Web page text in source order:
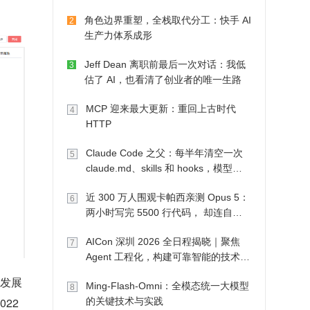
展
2
角色边界重塑，全栈取代分工：快手 AI
生产力体系成形
3
Jeff Dean 离职前最后一次对话：我低
估了 AI，也看清了创业者的唯一生路
4
MCP 迎来最大更新：重回上古时代
HTTP
5
Claude Code 之父：每半年清空一次
claude.md、skills 和 hooks，模型自
6
近 300 万人围观卡帕西亲测 Opus 5：
两小时写完 5500 行代码， 却连自己
7
AICon 深圳 2026 全日程揭晓｜聚焦
Agent 工程化，构建可靠智能的技术路
8
Ming-Flash-Omni：全模态统一大模型
的关键技术与实践